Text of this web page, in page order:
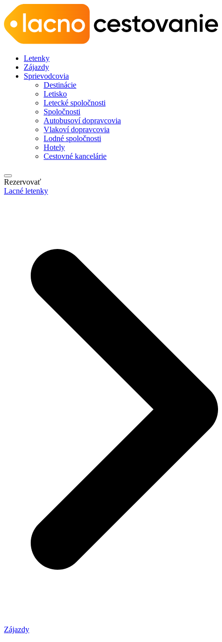
Letenky
Zájazdy
Sprievodcovia
Destinácie
Letisko
Letecké spoločnosti
Spoločnosti
Autobusoví dopravcovia
Vlakoví dopravcovia
Lodné spoločnosti
Hotely
Cestovné kancelárie
Rezervovať
Lacné letenky
Zájazdy